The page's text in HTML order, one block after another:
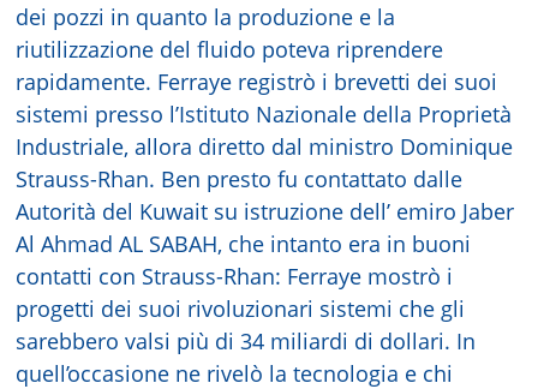
dei pozzi in quanto la produzione e la
riutilizzazione del fluido poteva riprendere
rapidamente. Ferraye registrò i brevetti dei suoi
sistemi presso l’Istituto Nazionale della Proprietà
Industriale, allora diretto dal ministro Dominique
Strauss-Rhan. Ben presto fu contattato dalle
Autorità del Kuwait su istruzione dell’ emiro Jaber
Al Ahmad AL SABAH, che intanto era in buoni
contatti con Strauss-Rhan: Ferraye mostrò i
progetti dei suoi rivoluzionari sistemi che gli
sarebbero valsi più di 34 miliardi di dollari. In
quell’occasione ne rivelò la tecnologia e chi